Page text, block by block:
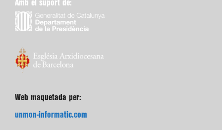
Amb el suport de:
Web maquetada per:
unmon-informatic.com